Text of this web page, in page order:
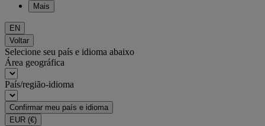
Mais
EN
Voltar
Selecione seu país e idioma abaixo
Área geográfica
País/região-idioma
Confirmar meu país e idioma
EUR (€)